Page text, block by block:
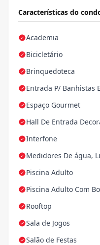
Características do
Academia
Bicicletário
Brinquedoteca
Entrada P/ Banhistas
Espaço Gourmet
Hall De Entrada
Interfone
Medidores De água,
Piscina Adulto
Piscina Adulto Com
Rooftop
Sala de Jogos
Salão de Festas